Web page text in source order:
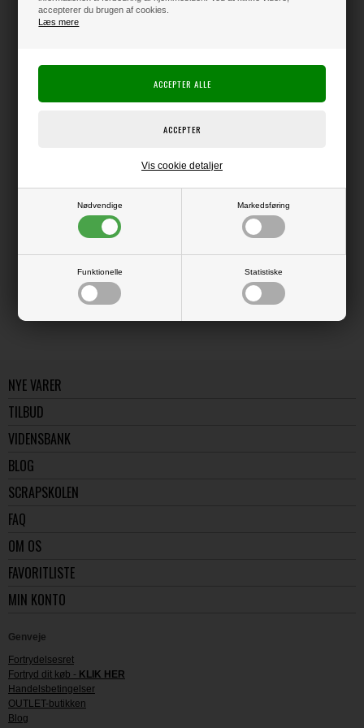
accepterer du brugen af cookies.
Læs mere
Nødvendige Markedsføring
Funktionelle Statistiske
Vis cookie detaljer
Linen Cardstock
Giver flotte, skarpe kanter ved udskæring, og er derfor supergod at bruge
Pakke med 10 ark i str. 12x12" (ca. 30,5 x 30,5 cm).
LÆS OG BLIV INSPIRERET
Læs flere artikler...
NYE VARER
TILBUD
VIDENSBANK
BLOG
SCRAPSKOLEN
FAQ
OM OS
FAVORITLISTE
MIN KONTO
Genveje
Fortrydelsesret
Fortryd dit køb - KLIK HER
Handelsbetingelser
OUTLET-butikken
Blog